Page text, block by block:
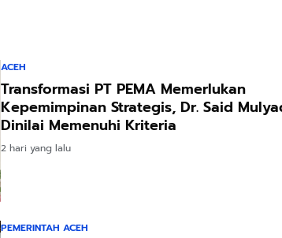
ACEH
Transformasi PT PEMA Memerlukan
Kepemimpinan Strategis, Dr. Said
Dinilai Memenuhi Kriteria
2 hari yang lalu
PEMERINTAH ACEH